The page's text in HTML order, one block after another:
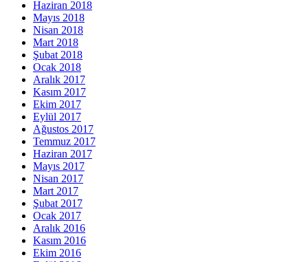
Haziran 2018
Mayıs 2018
Nisan 2018
Mart 2018
Şubat 2018
Ocak 2018
Aralık 2017
Kasım 2017
Ekim 2017
Eylül 2017
Ağustos 2017
Temmuz 2017
Haziran 2017
Mayıs 2017
Nisan 2017
Mart 2017
Şubat 2017
Ocak 2017
Aralık 2016
Kasım 2016
Ekim 2016